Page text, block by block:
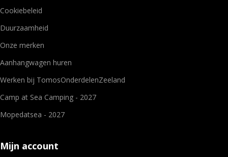
Cookiebeleid
Duurzaamheid
Onze merken
Aanhangwagen huren
Werken bij TomosOnderdelenZeeland
Camp at Sea Camping - 2027
Mopedatsea - 2027
Mijn account